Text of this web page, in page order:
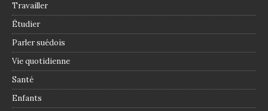
Travailler
Étudier
Parler suédois
Vie quotidienne
Santé
Enfants